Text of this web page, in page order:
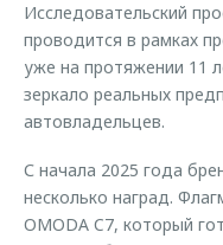
Исследовательский
проводится в рамках
уже на протяжении 11
зеркало реальных
автовладельцев.
С начала 2025 года
несколько наград.
OMODA C7, который